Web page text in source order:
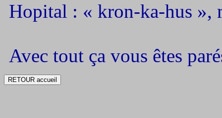
Hopital : « kron-ka-hus »,
Avec tout ça vous êtes